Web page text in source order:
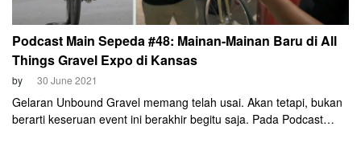
Podcast Main Sepeda #48: Mainan-Mainan Baru di All
Things Gravel Expo di Kansas
by 30 June 2021
Gelaran Unbound Gravel memang telah usai. Akan tetapi, bukan
berarti keseruan event ini berakhir begitu saja. Pada Podcast